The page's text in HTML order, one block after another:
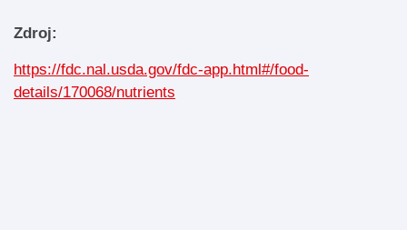
Zdroj:
https://fdc.nal.usda.gov/fdc-app.html#/food-
details/170068/nutrients